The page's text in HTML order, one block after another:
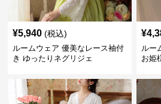
¥5,940 (税込)
ルームウェア 優美なレース袖付
き ゆったりネグリジェ
¥
ルー
お姫